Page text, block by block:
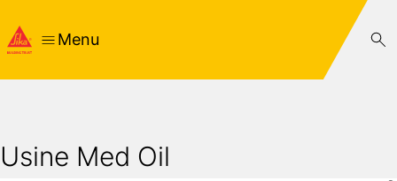
Menu
Usine Med Oil